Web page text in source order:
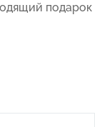
подарок